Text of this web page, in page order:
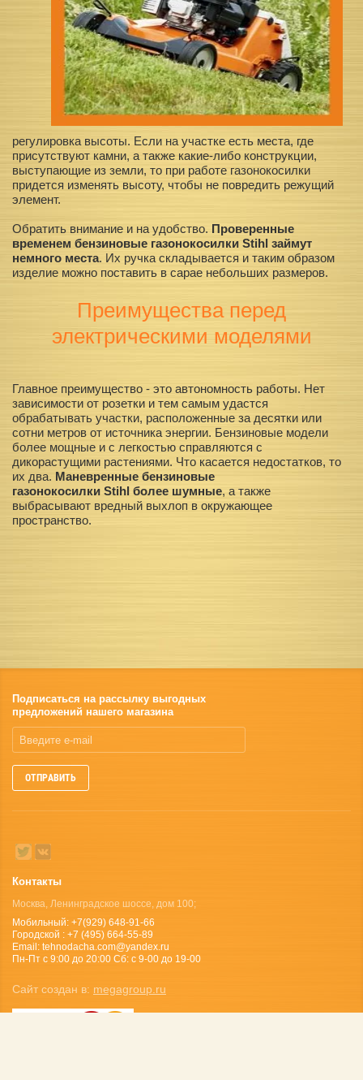
регулировка высоты. Если на участке есть места, где
присутствуют камни, а также какие-либо конструкции,
выступающие из земли, то при работе газонокосилки
придется изменять высоту, чтобы не повредить режущий
элемент.
Обратить внимание и на удобство. Проверенные
временем бензиновые газонокосилки Stihl займут
немного места. Их ручка складывается и таким образом
изделие можно поставить в сарае небольших размеров.
Преимущества перед
электрическими моделями
Главное преимущество - это автономность работы. Нет
зависимости от розетки и тем самым удастся
обрабатывать участки, расположенные за десятки или
сотни метров от источника энергии. Бензиновые модели
более мощные и с легкостью справляются с
дикорастущими растениями. Что касается недостатков, то
их два. Маневренные бензиновые
газонокосилки Stihl более шумные, а также
выбрасывают вредный выхлоп в окружающее
пространство.
Подписаться на рассылку выгодных
предложений нашего магазина
ОТПРАВИТЬ
Контакты
Москва, Ленинградское шоссе, дом 100;
Мобильный: +7(929) 648-91-66
Городской : +7 (495) 664-55-89
Email: tehnodacha.com@yandex.ru
Пн-Пт с 9:00 до 20:00 Сб: с 9-00 до 19-00
Сайт создан в: megagroup.ru